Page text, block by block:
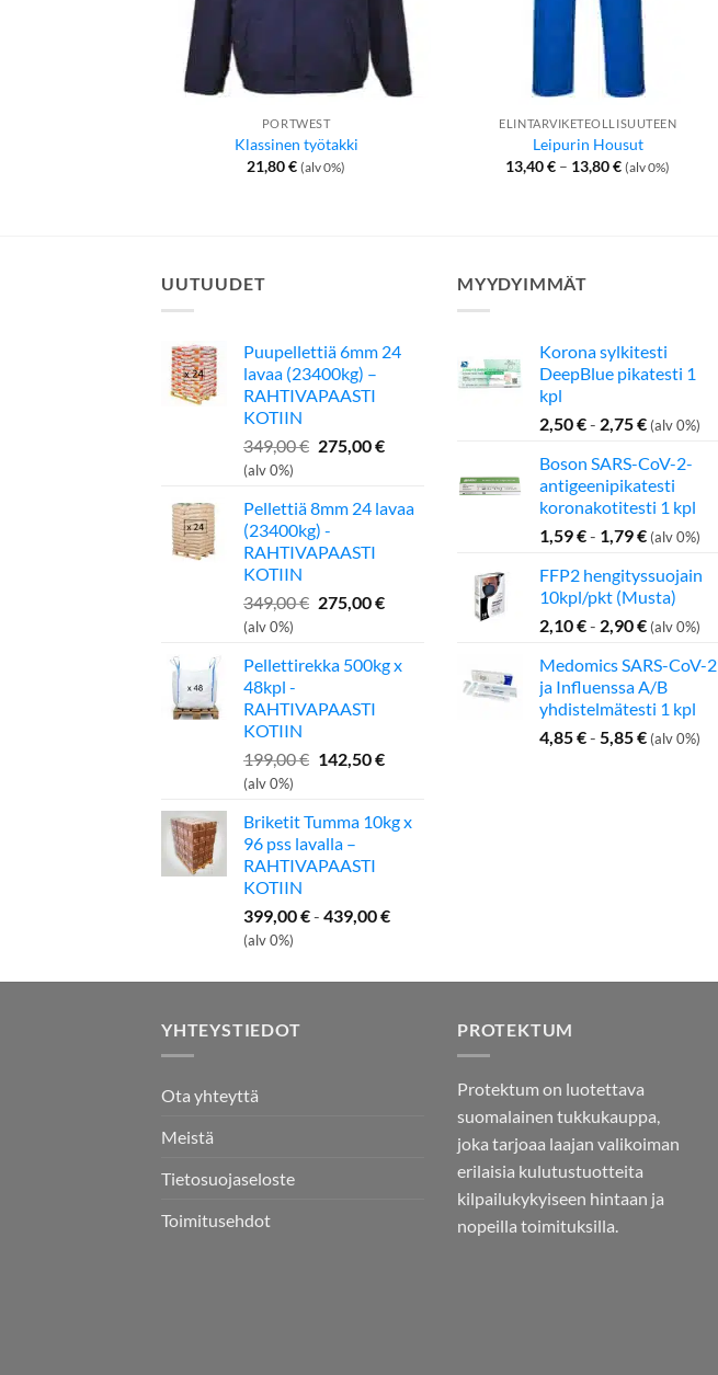
PORTWEST
Klassinen työtakki
21,80€ (alv 0%)
ELINTARVIKETEOLLISUUTEEN
Leipurin Housut
13,40€ – 13,80€Hintaluokka:
13,40 €
(alv 0%)
UUTUUDET
Puupellettiä 6mm 24
lavaa (23400kg) –
RAHTIVAPAASTI
KOTIIN
349,00€ Alkuperäinen
349,00 €.
275,00€Nykyinen
275,00 €.
(alv 0%)
Pellettiä 8mm 24 lavaa
(23400kg) -
RAHTIVAPAASTI
KOTIIN
349,00€ Alkuperäinen
349,00 €.
275,00€Nykyinen
275,00 €.
(alv 0%)
Pellettirekka 500kg x
48kpl -
RAHTIVAPAASTI
KOTIIN
199,00€ Alkuperäinen
199,00 €.
142,50€Nykyinen
142,50 €.
(alv 0%)
Briketit Tumma 10kg x
96 pss lavalla –
RAHTIVAPAASTI
KOTIIN
399,00€- 439,00€
(alv 0%)
MYYDYIMMÄT
Korona sylkitesti
DeepBlue pikatesti 1
kpl
2,50€- 2,75€ (alv 0%)
Boson SARS-CoV-2-
antigeenipikatesti
koronakotitesti 1 kpl
1,59€- 1,79€ (alv 0%)
FFP2 hengityssuojain
10kpl/pkt (Musta)
2,10€- 2,90€ (alv 0%)
Medomics SARS-CoV-2
ja Influenssa A/B
yhdistelmätesti 1 kpl
4,85€- 5,85€ (alv 0%)
YHTEYSTIEDOT
Ota yhteyttä
Meistä
Tietosuojaseloste
Toimitusehdot
PROTEKTUM
Protektum on luotettava
suomalainen tukkukauppa,
joka tarjoaa laajan valikoiman
erilaisia kulutustuotteita
kilpailukykyiseen hintaan ja
nopeilla toimituksilla.